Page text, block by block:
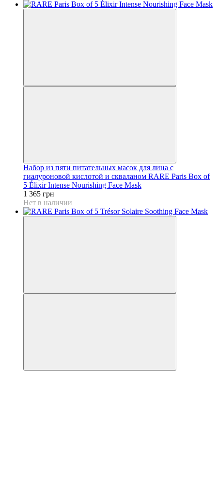
Набор из пяти питательных масок для лица с
гиалуроновой кислотой и скваланом RARE Paris Box of
5 Élixir Intense Nourishing Face Mask
1 365 грн
Нет в наличии